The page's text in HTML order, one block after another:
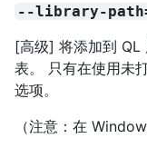
--library-
[高级] 将添加到 QL
表。 只有在使用未
选项。
（注意：在